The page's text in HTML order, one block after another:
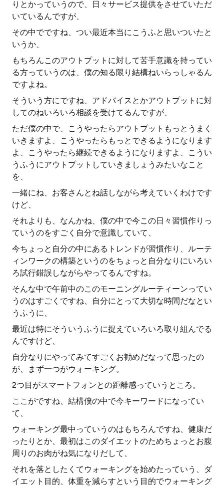
りとかっていうので、日々サービス提供をさせていただ
いているんですが、
その中でですね、つい最近本当にこうふと思いついたと
いうか、
もちろんこのアウトプットに対して苦手意識を持ってい
る方っていうのは、僕の知る限り結構ねいらっしゃるん
ですよね。
そういう方にですね、アドバイスとかアウトプットに対
してのねいろいろ相談を受けてるんですが、
ただ僕の中で、こうやったらアウトプットもっとうまく
いきますよ、こうやったらもっとできるようになります
よ、こうやったら継続できるようになりますよ、こうい
うふうにアウトプットしていきましょうみたいなこと
を、
一緒にね、お客さんとね話しながら考えていくわけです
けど、
それよりも、なんかね、僕の中で今この日々習慣作りっ
ていうのをすごく自分で意識していて、
今ちょっと自分の中にあるトレンドが習慣作り、ルーテ
ィンワークの構築というのをちょっと自分なりにいろい
ろ試行錯誤しながらやってるんですね。
そんな中で午前中のこのモーニングルーティーンってい
うのはすごくですね、自分にとって大切な時間だなとい
うふうに、
最近は特にそういうふうに捉えていろいろ取り組んでる
んですけど、
自分なりにやってみてすごくお勧めだなって思ったの
が、まず一つがウォーキング。
2つ目がスマートフォンとの距離感っていうところ。
ここがですね、結構僕の中で今キーワードになってい
て、
ウォーキング最中っていうのはもちろんですね、健康だ
ったりとか、最初はこのダイエットのためちょっとお腹
周りのお肉がね気になりだして、
それを落としたくてウォーキングを始めたっていう、ダ
イエット目的、体重を減らすという目的でウォーキング